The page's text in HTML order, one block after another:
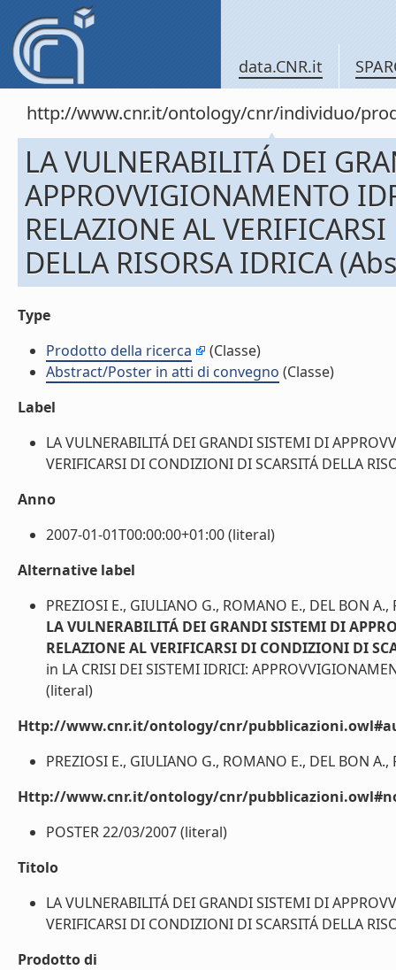
data.CNR.it
http://www.cnr.it/ontology/cnr/individuo/
LA VULNERABILITÁ DEI
APPROVVIGIONAMENTO
RELAZIONE AL
DELLA RISORSA IDRICA
Type
Prodotto della ricerca
(Classe)
Abstract/Poster in atti di convegno (Classe)
Label
LA VULNERABILITÁ DEI GRANDI SISTEMI DI
VERIFICARSI DI CONDIZIONI DI SCARSITÁ DELLA
Anno
2007-01-01T00:00:00+01:00 (literal)
Alternative label
PREZIOSI E., GIULIANO G., ROMANO E., DEL BON
LA VULNERABILITÁ DEI GRANDI SISTEMI DI
RELAZIONE AL VERIFICARSI DI CONDIZIONI DI
in LA CRISI DEI SISTEMI IDRICI:
(literal)
Http://www.cnr.it/ontology/cnr/
PREZIOSI E., GIULIANO G., ROMANO E., DEL BON
Http://www.cnr.it/ontology/cnr/
POSTER 22/03/2007 (literal)
Titolo
LA VULNERABILITÁ DEI GRANDI SISTEMI DI
VERIFICARSI DI CONDIZIONI DI SCARSITÁ DELLA
Prodotto di